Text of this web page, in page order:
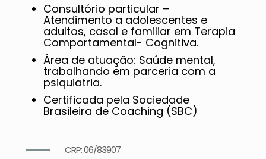
Consultório particular –
Atendimento a adolescentes e
adultos, casal e familiar em Terapia
Comportamental- Cognitiva.
Área de atuação: Saúde mental,
trabalhando em parceria com a
psiquiatria.
Certificada pela Sociedade
Brasileira de Coaching (SBC)
CRP: 06/83907